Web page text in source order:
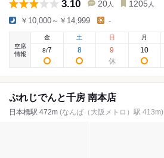
3.10 20 人 1205 人
￥10,000～￥14,999 -
空席
情報
金
8/7
土
8
日
9
月
10
ぷれじでんと千房 南本店
日本橋駅 472m (なんば（大阪メトロ）駅 413m)